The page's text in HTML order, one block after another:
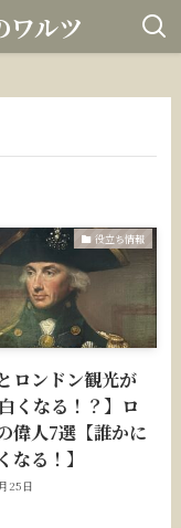
ワルツ
役立ち情報
ロンドン観光が
くなる！？】ロ
偉人7選【誰かに
なる！】
25日